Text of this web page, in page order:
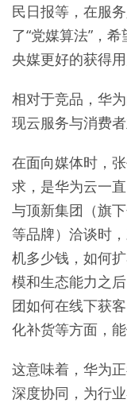
民日报等，在服
了“党媒算法”，
央媒更好的获得
相对于竞品，华
现云服务与消费
在面向媒体时，
求，是华为云一
与顶新集团（旗
等品牌）洽谈时
机多少钱，如何
模和生态能力之
团如何在线下获
化补货等方面，
这意味着，华为
深度协同，为行